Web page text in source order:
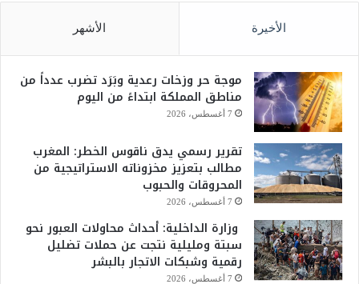
الأخيرة الأشهر
موجة حر وزخات رعدية وبَرَد تضرب عدداً من
مناطق المملكة ابتداءً من اليوم
7 أغسطس، 2026
تقرير رسمي يدق ناقوس الخطر: المغرب
مطالب بتعزيز مخزوناته الاستراتيجية من
المحروقات والحبوب
7 أغسطس، 2026
وزارة الداخلية: أحداث محاولات العبور نحو
سبتة ومليلية نتجت عن حملات تضليل
رقمية وشبكات الاتجار بالبشر
7 أغسطس، 2026